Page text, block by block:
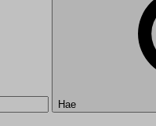
Hae